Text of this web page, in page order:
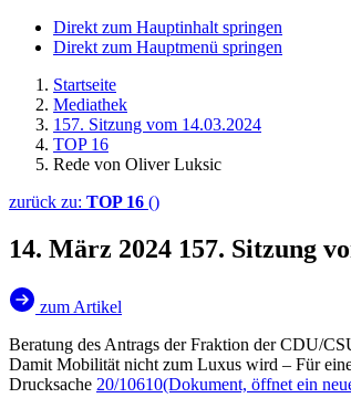
Direkt zum Hauptinhalt springen
Direkt zum Hauptmenü springen
Startseite
Mediathek
157. Sitzung vom 14.03.2024
TOP 16
Rede von Oliver Luksic
zurück zu: TOP 16 ()
14. März 2024 157. Sitzung
zum Artikel
Beratung des Antrags der Fraktion der CDU/
Damit Mobilität nicht zum Luxus wird – Für
Drucksache 20/10610(Dokument, öffnet ein